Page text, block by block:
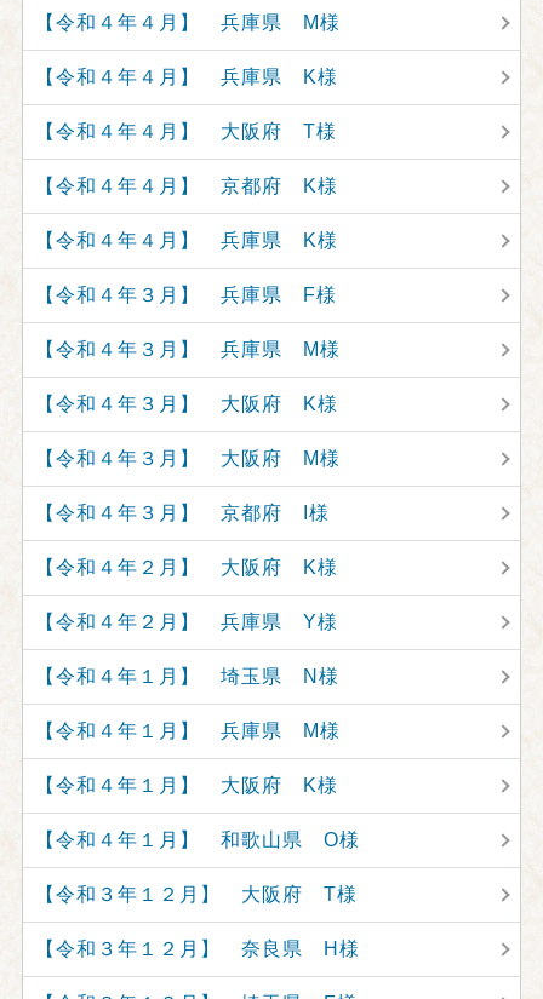
【令和４年４月】 兵庫県 M様
【令和４年４月】 兵庫県 K様
【令和４年４月】 大阪府 T様
【令和４年４月】 京都府 K様
【令和４年４月】 兵庫県 K様
【令和４年３月】 兵庫県 F様
【令和４年３月】 兵庫県 M様
【令和４年３月】 大阪府 K様
【令和４年３月】 大阪府 M様
【令和４年３月】 京都府 I様
【令和４年２月】 大阪府 K様
【令和４年２月】 兵庫県 Y様
【令和４年１月】 埼玉県 N様
【令和４年１月】 兵庫県 M様
【令和４年１月】 大阪府 K様
【令和４年１月】 和歌山県 O様
【令和３年１２月】 大阪府 T様
【令和３年１２月】 奈良県 H様